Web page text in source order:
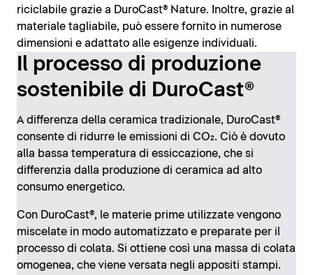
riciclabile grazie a DuroCast® Nature. Inoltre, grazie al
materiale tagliabile, può essere fornito in numerose
dimensioni e adattato alle esigenze individuali.
Il processo di produzione
sostenibile di DuroCast®
A differenza della ceramica tradizionale, DuroCast®
consente di ridurre le emissioni di CO₂. Ciò è dovuto
alla bassa temperatura di essiccazione, che si
differenzia dalla produzione di ceramica ad alto
consumo energetico.
Con DuroCast®, le materie prime utilizzate vengono
miscelate in modo automatizzato e preparate per il
processo di colata. Si ottiene così una massa di colata
omogenea, che viene versata negli appositi stampi.